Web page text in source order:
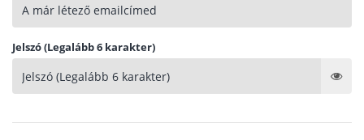
Jelszó (Legalább 6 karakter)